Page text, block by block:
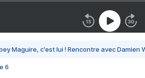
Maguire, c'est lui ! Rencontre avec Damien
6